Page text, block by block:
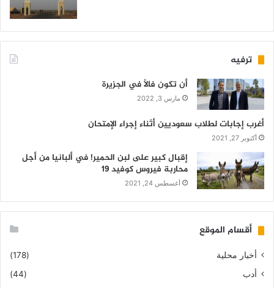
ترفيه
أن تكون فالاً في الجزيرة
مارس 3, 2022
أغرب إجابات لطلاب سعوديين أثناء إجراء الإمتحان
أكتوبر 27, 2021
إقبال كبير على لبن الحمير! في ألبانيا من أجل
محاربة فيروس كوفيد 19
أغسطس 24, 2021
أقسام الموقع
أخبار محلية
(178)
أدب
(44)